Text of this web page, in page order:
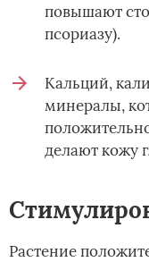
повышают
псориазу).
Кальций,
минералы,
делают кожу
Растение